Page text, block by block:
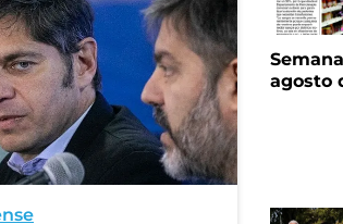
agosto